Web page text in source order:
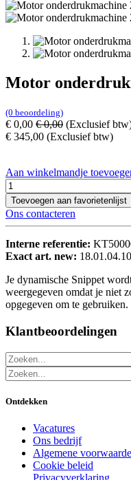
Motor
(0 beoordeling)
€ 0,00 €0,00 (Exclusief
€ 345,00 (Exclusief btw)
Aan winkelmandje
Toevoegen aan favorietenlijst
Ons contacteren
Interne referentie:
Exact art. new:
Je dynamische Snippet
weergegeven omdat je niet
opgegeven om te gebruiken.
Klantbeoordelingen
Ontdekken
Vacatures
Ons bedrijf
Algemene
Cookie beleid
Privacyverklaring